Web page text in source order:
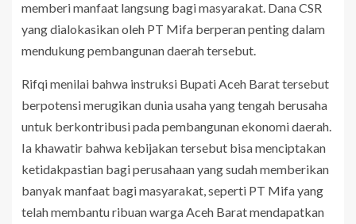
memberi manfaat langsung bagi masyarakat. Dana CSR
yang dialokasikan oleh PT Mifa berperan penting dalam
mendukung pembangunan daerah tersebut.
Rifqi menilai bahwa instruksi Bupati Aceh Barat tersebut
berpotensi merugikan dunia usaha yang tengah berusaha
untuk berkontribusi pada pembangunan ekonomi daerah.
Ia khawatir bahwa kebijakan tersebut bisa menciptakan
ketidakpastian bagi perusahaan yang sudah memberikan
banyak manfaat bagi masyarakat, seperti PT Mifa yang
telah membantu ribuan warga Aceh Barat mendapatkan